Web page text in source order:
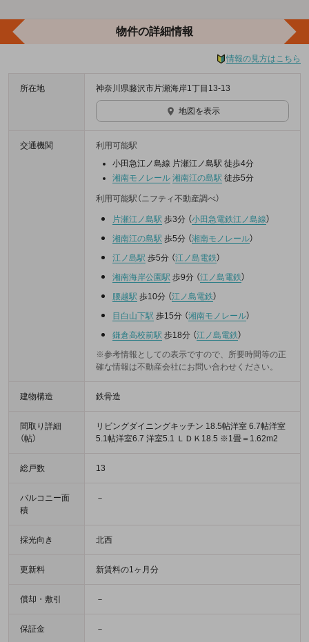
物件の詳細情報
情報の見方はこちら
所在地 神奈川県藤沢市片瀬海岸1丁目13-13
地図を表示
交通機関
利用可能駅
小田急江ノ島線 片瀬江ノ島駅 徒歩4分
湘南モノレール 湘南江の島駅 徒歩5分
利用可能駅（ニフティ不動産調べ）
片瀬江ノ島駅 歩3分 （小田急電鉄江ノ島線）
湘南江の島駅 歩5分 （湘南モノレール）
江ノ島駅 歩5分 （江ノ島電鉄）
湘南海岸公園駅 歩9分 （江ノ島電鉄）
腰越駅 歩10分 （江ノ島電鉄）
目白山下駅 歩15分 （湘南モノレール）
鎌倉高校前駅 歩18分 （江ノ島電鉄）
※参考情報としての表示ですので、所要時間等の正
確な情報は不動産会社にお問い合わせください。
建物構造 鉄骨造
間取り詳細
（帖）
リビングダイニングキッチン 18.5帖洋室 6.7帖洋室
5.1帖洋室6.7 洋室5.1 ＬＤＫ18.5 ※1畳＝1.62m2
総戸数 13
バルコニー面
積
－
採光向き 北西
更新料 新賃料の1ヶ月分
償却・敷引 －
保証金 －